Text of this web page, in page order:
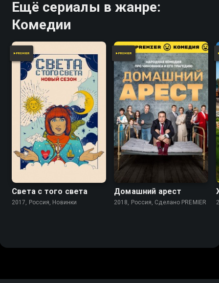
Ещё сериалы в жанре:
Комедии
Света с того света
2017, Россия, Новинки
7.9
Домашний арест
2018, Россия, Сделано PREMIER